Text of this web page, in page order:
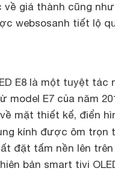
về giá thành cũng
websosanh tiết lộ
E8 là một tuyệt tác
E7 của năm
mặt thiết kế, điển
kính được ôm trọn
đặt tấm nền lên
bản smart tivi